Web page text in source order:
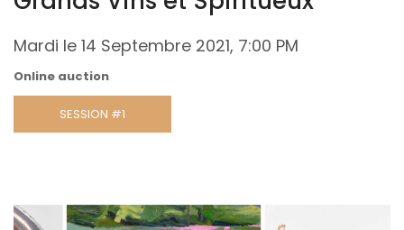
Mardi le 14 Septembre 2021, 7:00 PM
Online auction
SESSION #1